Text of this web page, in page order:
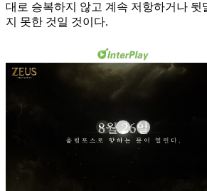
대로 승복하지 않고 계속 저항하거나 뒷
지 못한 것일 것이다.